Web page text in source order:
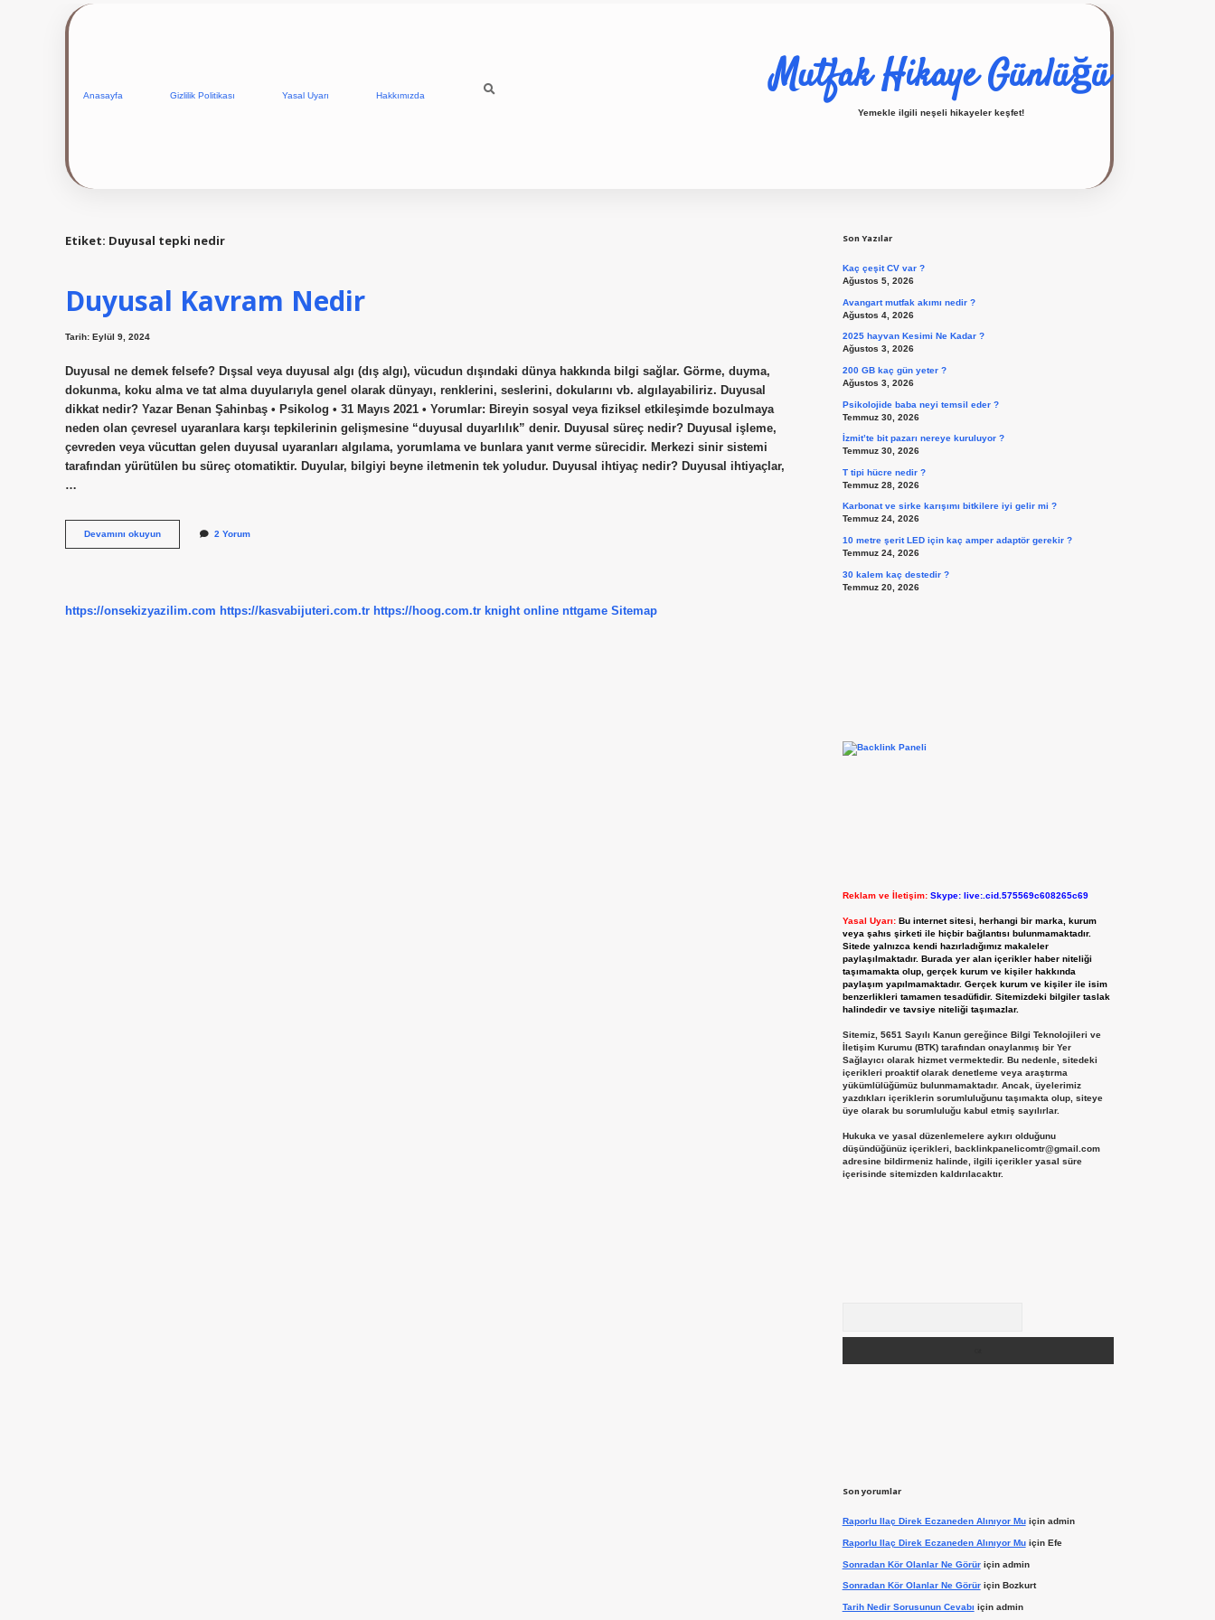
Anasayfa Gizlilik Politikası Yasal Uyarı Hakkımızda Mutfak Hikaye Günlüğü
Yemekle ilgili neşeli hikayeler keşfet!
Etiket: Duyusal tepki nedir
Duyusal Kavram Nedir
Tarih: Eylül 9, 2024
Duyusal ne demek felsefe? Dışsal veya duyusal algı (dış algı), vücudun dışındaki dünya hakkında bilgi sağlar. Görme, duyma,
dokunma, koku alma ve tat alma duyularıyla genel olarak dünyayı, renklerini, seslerini, dokularını vb. algılayabiliriz. Duyusal
dikkat nedir? Yazar Benan Şahinbaş • Psikolog • 31 Mayıs 2021 • Yorumlar: Bireyin sosyal veya fiziksel etkileşimde bozulmaya
neden olan çevresel uyaranlara karşı tepkilerinin gelişmesine “duyusal duyarlılık” denir. Duyusal süreç nedir? Duyusal işleme,
çevreden veya vücuttan gelen duyusal uyaranları algılama, yorumlama ve bunlara yanıt verme sürecidir. Merkezi sinir sistemi
tarafından yürütülen bu süreç otomatiktir. Duyular, bilgiyi beyne iletmenin tek yoludur. Duyusal ihtiyaç nedir? Duyusal ihtiyaçlar,
…
Devamını okuyunDuyusal
Kavram
2 Yorum
https://onsekizyazilim.com https://kasvabijuteri.com.tr https://hoog.com.tr knight online nttgame Sitemap
Son Yazılar
Kaç çeşit CV var ?
Ağustos 5, 2026
Avangart mutfak akımı nedir ?
Ağustos 4, 2026
2025 hayvan Kesimi Ne Kadar ?
Ağustos 3, 2026
200 GB kaç gün yeter ?
Ağustos 3, 2026
Psikolojide baba neyi temsil eder ?
Temmuz 30, 2026
İzmit’te bit pazarı nereye kuruluyor ?
Temmuz 30, 2026
T tipi hücre nedir ?
Temmuz 28, 2026
Karbonat ve sirke karışımı bitkilere iyi gelir mi ?
Temmuz 24, 2026
10 metre şerit LED için kaç amper adaptör gerekir ?
Temmuz 24, 2026
30 kalem kaç destedir ?
Temmuz 20, 2026
Reklam ve İletişim: Skype: live:.cid.575569c608265c69
Yasal Uyarı: Bu internet sitesi, herhangi bir marka, kurum
veya şahıs şirketi ile hiçbir bağlantısı bulunmamaktadır.
Sitede yalnızca kendi hazırladığımız makaleler
paylaşılmaktadır. Burada yer alan içerikler haber niteliği
taşımamakta olup, gerçek kurum ve kişiler hakkında
paylaşım yapılmamaktadır. Gerçek kurum ve kişiler ile isim
benzerlikleri tamamen tesadüfidir. Sitemizdeki bilgiler taslak
halindedir ve tavsiye niteliği taşımazlar.
Sitemiz, 5651 Sayılı Kanun gereğince Bilgi Teknolojileri ve
İletişim Kurumu (BTK) tarafından onaylanmış bir Yer
Sağlayıcı olarak hizmet vermektedir. Bu nedenle, sitedeki
içerikleri proaktif olarak denetleme veya araştırma
yükümlülüğümüz bulunmamaktadır. Ancak, üyelerimiz
yazdıkları içeriklerin sorumluluğunu taşımakta olup, siteye
üye olarak bu sorumluluğu kabul etmiş sayılırlar.
Hukuka ve yasal düzenlemelere aykırı olduğunu
düşündüğünüz içerikleri, backlinkpanelicomtr@gmail.com
adresine bildirmeniz halinde, ilgili içerikler yasal süre
içerisinde sitemizden kaldırılacaktır.
Son yorumlar
Raporlu Ilaç Direk Eczaneden Alınıyor Muiçin admin
Raporlu Ilaç Direk Eczaneden Alınıyor Muiçin Efe
Sonradan Kör Olanlar Ne Görüriçin admin
Sonradan Kör Olanlar Ne Görüriçin Bozkurt
Tarih Nedir Sorusunun Cevabı için admin